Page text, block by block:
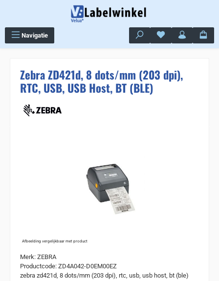
Navigatie Je hebt 0 items op
Zebra ZD421d, 8 dots/mm (203 dpi),
RTC, USB, USB Host, BT (BLE)
Afbeelding vergelijkbaar met product
Merk: ZEBRA
Productcode: ZD4A042-D0EM00EZ
zebra zd421d, 8 dots/mm (203 dpi), rtc, usb, usb host, bt (ble)